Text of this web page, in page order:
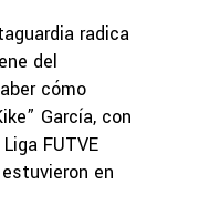
radica
del
cómo
García, con
FUTVE
en